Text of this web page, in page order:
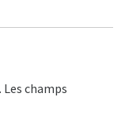
Les champs